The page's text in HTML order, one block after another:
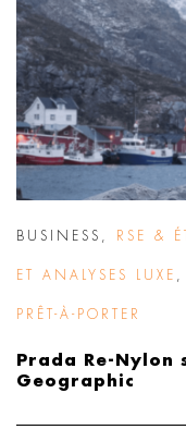
BUSINESS RSE &
ET ANALYSES LUXE
PRÊT-À-PORTER
Prada Re-Nylon
Geographic